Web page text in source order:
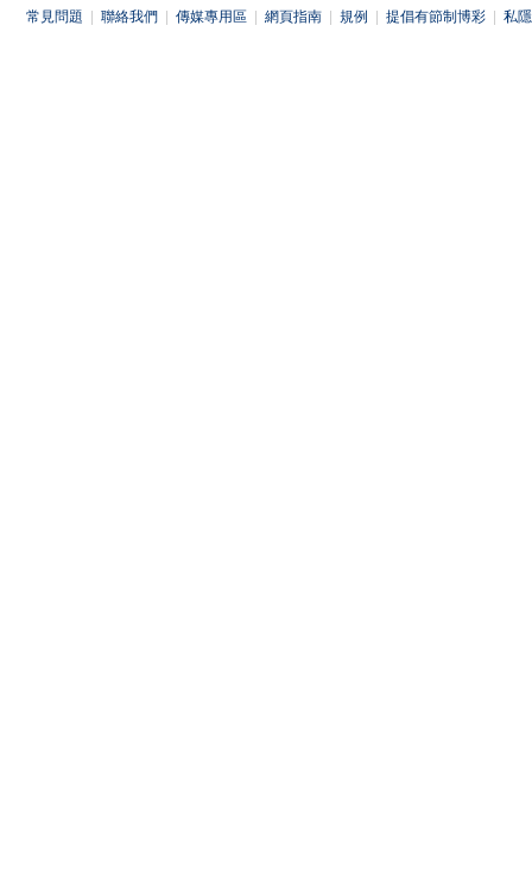
常見問題 聯絡我們 傳媒專用區 網頁指南 規例 提倡有節制博彩 私